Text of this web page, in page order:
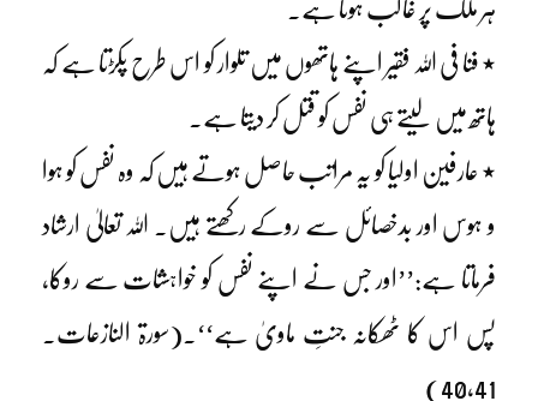
ہر ملک پر غالب ہوتا ہے۔
٭ فنا فی اللہ فقیر اپنے ہاتھوں میں تلوار کو اس طرح پکڑتا ہے کہ
ہاتھ میں لیتے ہی نفس کو قتل کر دیتا ہے۔
٭ عارفین اولیا کو یہ مراتب حاصل ہوتے ہیں کہ وہ نفس کو ہوا
و ہوس اور بدخصائل سے روکے رکھتے ہیں۔ اللہ تعالیٰ ارشاد
فرماتا ہے:’’اور جس نے اپنے نفس کو خواہشات سے روکا،
پس اس کا ٹھکانہ جنتِ ماویٰ ہے‘‘۔(سورۃ النازعات۔
40,41)